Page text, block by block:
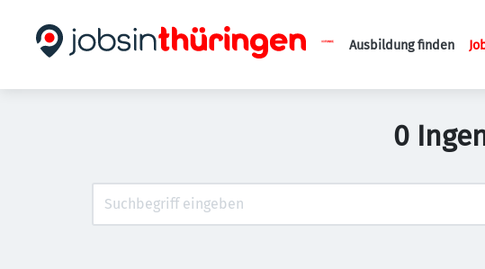
Ausbildung finden
0